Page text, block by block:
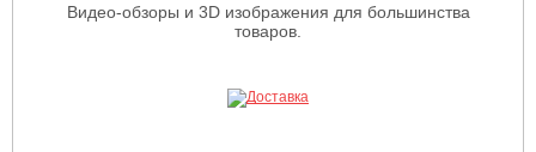
Видео-обзоры и 3D изображения для большинства
товаров.